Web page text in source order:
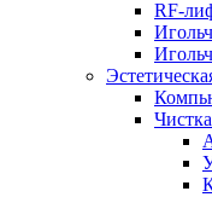
RF-